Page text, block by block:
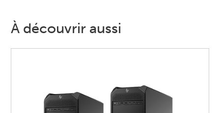
À découvrir aussi